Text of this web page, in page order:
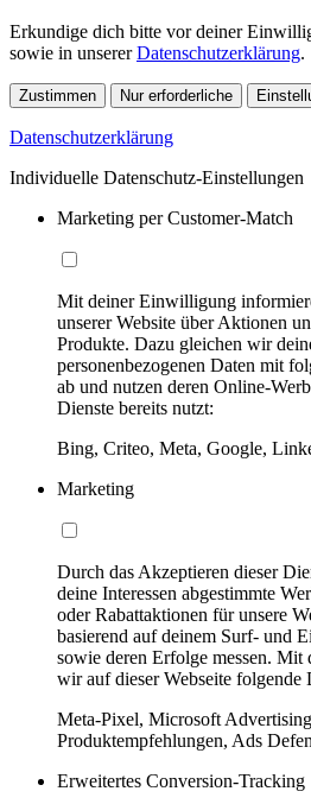
Erkundige dich bitte vor deiner
sowie in unsererDatenschutzerklärung.
Zustimmen Nur erforderliche
Datenschutzerklärung
Individuelle Datenschutz-Einstellungen
Marketing per Customer-Match
Mit deiner Einwilligung
unserer Website über Aktionen
Produkte. Dazu gleichen wir
personenbezogenen Daten mit
ab und nutzen deren Online-
Dienste bereits nutzt:
Bing, Criteo, Meta, Google,
Marketing
Durch das Akzeptieren dieser
deine Interessen abgestimmte
oder Rabattaktionen für unsere
basierend auf deinem Surf- und
sowie deren Erfolge messen.
wir auf dieser Webseite folgende
Meta-Pixel, Microsoft
Produktempfehlungen, Ads
Erweitertes Conversion-Tracking